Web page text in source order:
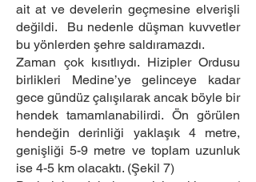
ait at ve develerin geçmesine elverişli
değildi. Bu nedenle düşman kuvvetler
bu yönlerden şehre saldıramazdı.
Zaman çok kısıtlıydı. Hizipler Ordusu
birlikleri Medine’ye gelinceye kadar
gece gündüz çalışılarak ancak böyle bir
hendek tamamlanabilirdi. Ön görülen
hendeğin derinliği yaklaşık 4 metre,
genişliği 5-9 metre ve toplam uzunluk
ise 4-5 km olacaktı. (Şekil 7)